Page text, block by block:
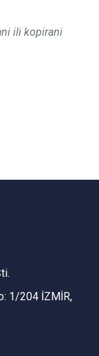
ili kopirani
1/204 İZMİR,